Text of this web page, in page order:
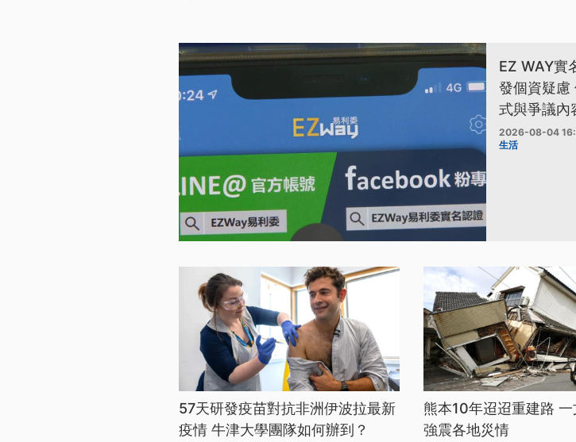
EZ WAY實
發個資疑慮
式與爭議內
2026-08-04
生活
57天研發疫苗對抗非洲伊波拉最新
疫情 牛津大學團隊如何辦到？
熊本10年迢迢重建路
強震各地災情